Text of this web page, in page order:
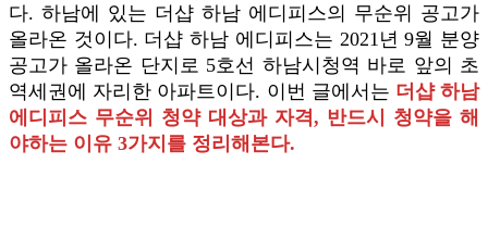
다. 하남에 있는 더샵 하남 에디피스의 무순위 공고가
올라온 것이다. 더샵 하남 에디피스는 2021년 9월 분양
공고가 올라온 단지로 5호선 하남시청역 바로 앞의 초
역세권에 자리한 아파트이다. 이번 글에서는 더샵 하남
에디피스 무순위 청약 대상과 자격, 반드시 청약을 해
야하는 이유 3가지를 정리해본다.